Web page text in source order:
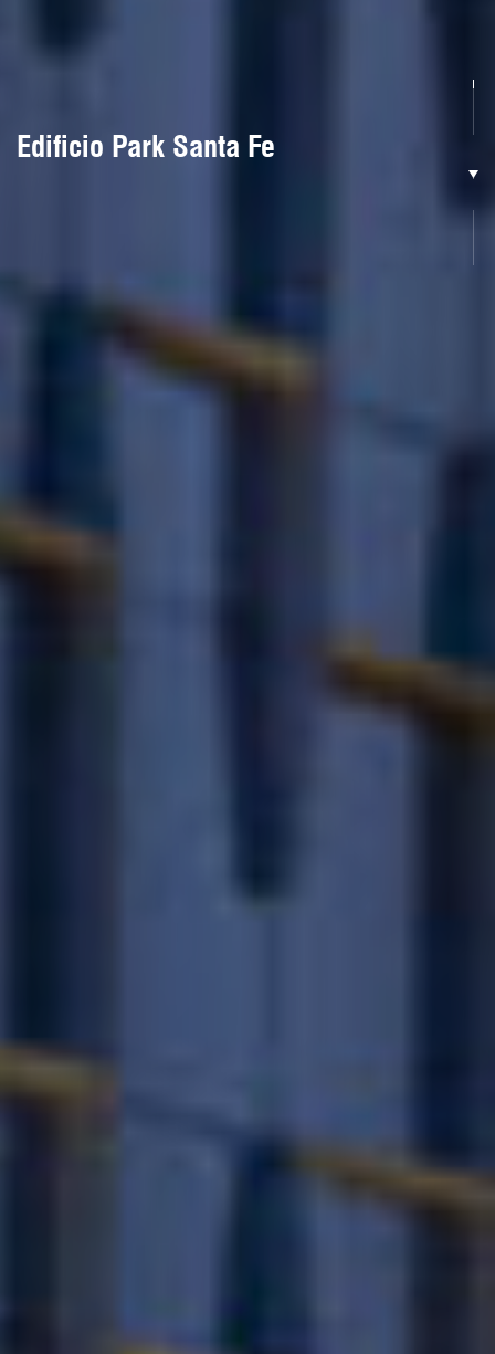
Edificio Park Santa Fe